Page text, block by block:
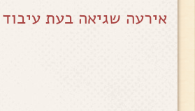
אירעה שגיאה בעת